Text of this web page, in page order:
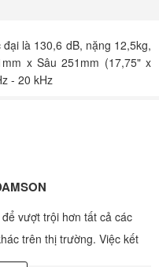
là 130,6 dB, nặng 12,5kg,
x Sâu 251mm (17,75" x
- 20 kHz
vượt trội hơn tất cả các
trên thị trường. Việc kết
độc quyền với các ống